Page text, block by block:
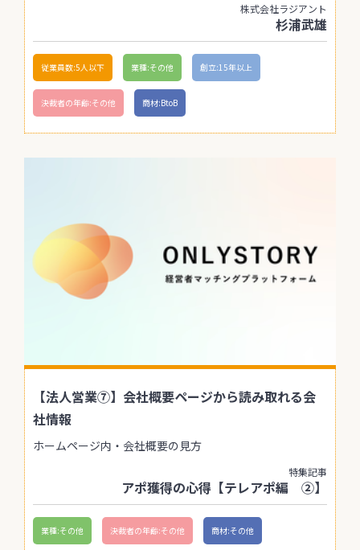
株式会社ラジアント
杉浦武雄
従業員数:5人以下 業種:その他 創立:15年以上
決裁者の年齢:その他 商材:BtoB
【法人営業⑦】会社概要ページから読み取れる会
社情報
ホームページ内・会社概要の見方
特集記事
アポ獲得の心得【テレアポ編 ②】
業種:その他 決裁者の年齢:その他 商材:その他